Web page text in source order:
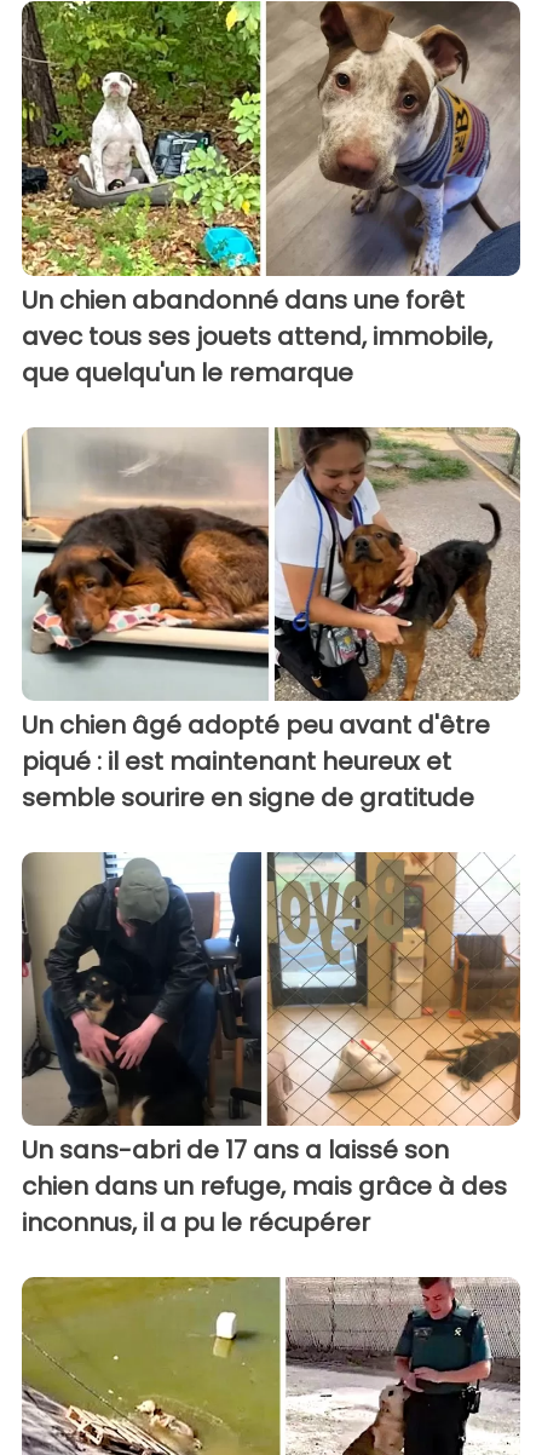
Un chien abandonné dans une forêt
avec tous ses jouets attend, immobile,
que quelqu'un le remarque
Un chien âgé adopté peu avant d'être
piqué : il est maintenant heureux et
semble sourire en signe de gratitude
Un sans-abri de 17 ans a laissé son
chien dans un refuge, mais grâce à des
inconnus, il a pu le récupérer